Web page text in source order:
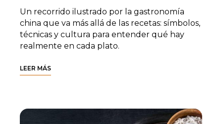
Un recorrido ilustrado por la gastronomía
china que va más allá de las recetas: símbolos,
técnicas y cultura para entender qué hay
realmente en cada plato.
LEER MÁS